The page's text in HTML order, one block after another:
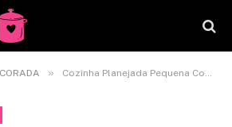
» Cozinha Planejada Pequena Como Acertar No Projeto